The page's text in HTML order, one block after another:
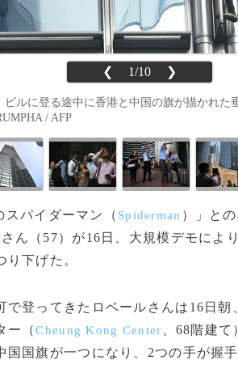
❮ 1/10 ❯
ルに登る途中に香港と中国の旗が描かれた
/ AFP
スパイダーマン（ Spiderman ）」と
さん（57）が16日、大規模デモによ
下げた。
登ってきたロベールさんは16日朝
ー（Cheung Kong Center
、68階建
国国旗が一つになり、2つの手が握